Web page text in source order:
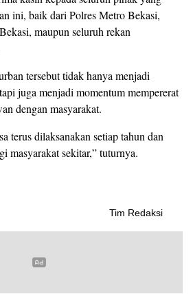
ini, baik dari Polres Metro Bekasi,
maupun seluruh rekan
tersebut tidak hanya menjadi
juga menjadi momentum mempererat
dengan masyarakat.
terus dilaksanakan setiap tahun dan
masyarakat sekitar,” tuturnya.
Tim Redaksi